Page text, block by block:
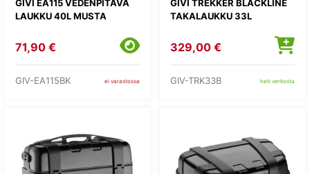
GIVI EA115 VEDENPITÄVÄ
LAUKKU 40L MUSTA
71,90 €
GIV-EA115BK ei varastossa
GIVI TREKKER BLACKLINE
TAKALAUKKU 33L
329,00 €
GIV-TRK33B heti verkosta